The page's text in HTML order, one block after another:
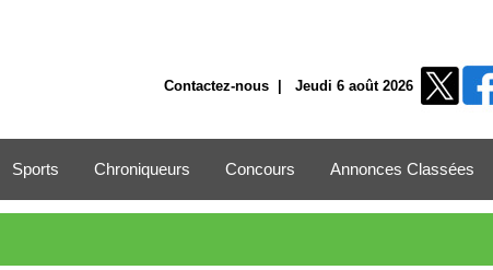
Contactez-nous| Jeudi 6 août 2026
Sports Chroniqueurs Concours Annonces Classées